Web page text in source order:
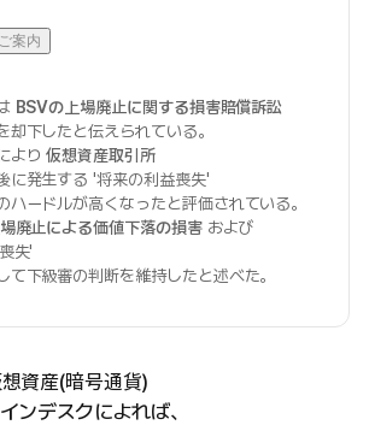
案内
BSVの上場廃止に関する損害賠償訴訟
却下したと伝えられている。
より仮想資産取引所
に発生する '将来の利益喪失'
ハードルが高くなったと評価されている。
場廃止による価値下落の損害および
失'
て下級審の判断を維持したと述べた。
資産(暗号通貨)
ンデスクによれば、